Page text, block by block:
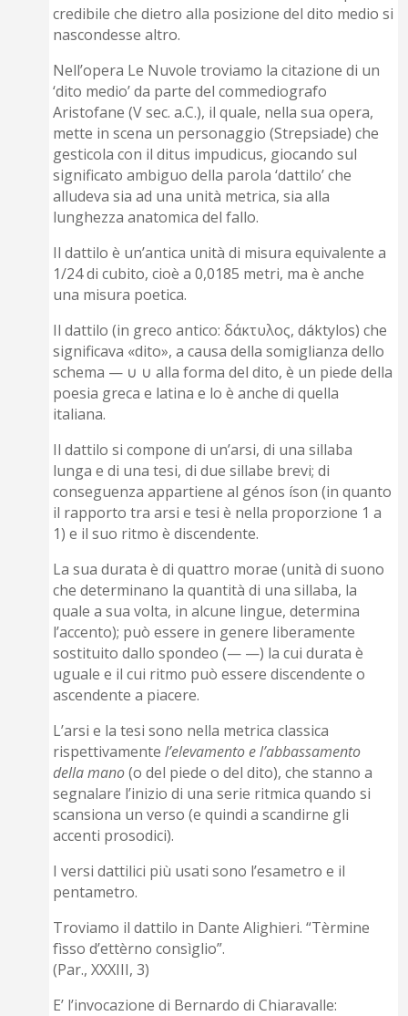
credibile che dietro alla posizione del dito medio si
nascondesse altro.
Nell’opera Le Nuvole troviamo la citazione di un
‘dito medio’ da parte del commediografo
Aristofane (V sec. a.C.), il quale, nella sua opera,
mette in scena un personaggio (Strepsiade) che
gesticola con il ditus impudicus, giocando sul
significato ambiguo della parola ‘dattilo’ che
alludeva sia ad una unità metrica, sia alla
lunghezza anatomica del fallo.
Il dattilo è un’antica unità di misura equivalente a
1/24 di cubito, cioè a 0,0185 metri, ma è anche
una misura poetica.
Il dattilo (in greco antico: δάκτυλος, dáktylos) che
significava «dito», a causa della somiglianza dello
schema — ∪ ∪ alla forma del dito, è un piede della
poesia greca e latina e lo è anche di quella
italiana.
Il dattilo si compone di un’arsi, di una sillaba
lunga e di una tesi, di due sillabe brevi; di
conseguenza appartiene al génos íson (in quanto
il rapporto tra arsi e tesi è nella proporzione 1 a
1) e il suo ritmo è discendente.
La sua durata è di quattro morae (unità di suono
che determinano la quantità di una sillaba, la
quale a sua volta, in alcune lingue, determina
l’accento); può essere in genere liberamente
sostituito dallo spondeo (— —) la cui durata è
uguale e il cui ritmo può essere discendente o
ascendente a piacere.
L’arsi e la tesi sono nella metrica classica
rispettivamentel’elevamento e l’abbassamento
della mano(o del piede o del dito), che stanno a
segnalare l’inizio di una serie ritmica quando si
scansiona un verso (e quindi a scandirne gli
accenti prosodici).
I versi dattilici più usati sono l’esametro e il
pentametro.
Troviamo il dattilo in Dante Alighieri. “Tèrmine
fìsso d’ettèrno consìglio”.
(Par., XXXIII, 3)
E’ l’invocazione di Bernardo di Chiaravalle: